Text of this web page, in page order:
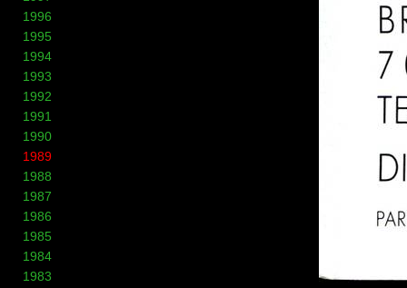
1996
1995
1994
1993
1992
1991
1990
1989
1988
1987
1986
1985
1984
1983